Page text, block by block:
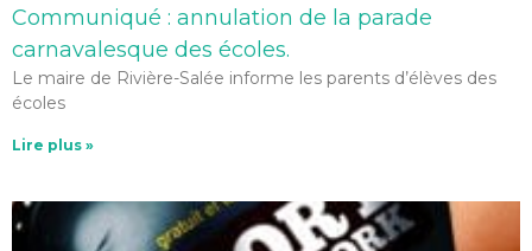
Communiqué : annulation de la parade
carnavalesque des écoles.
Le maire de Rivière-Salée informe les parents d’élèves des
écoles
Lire plus »